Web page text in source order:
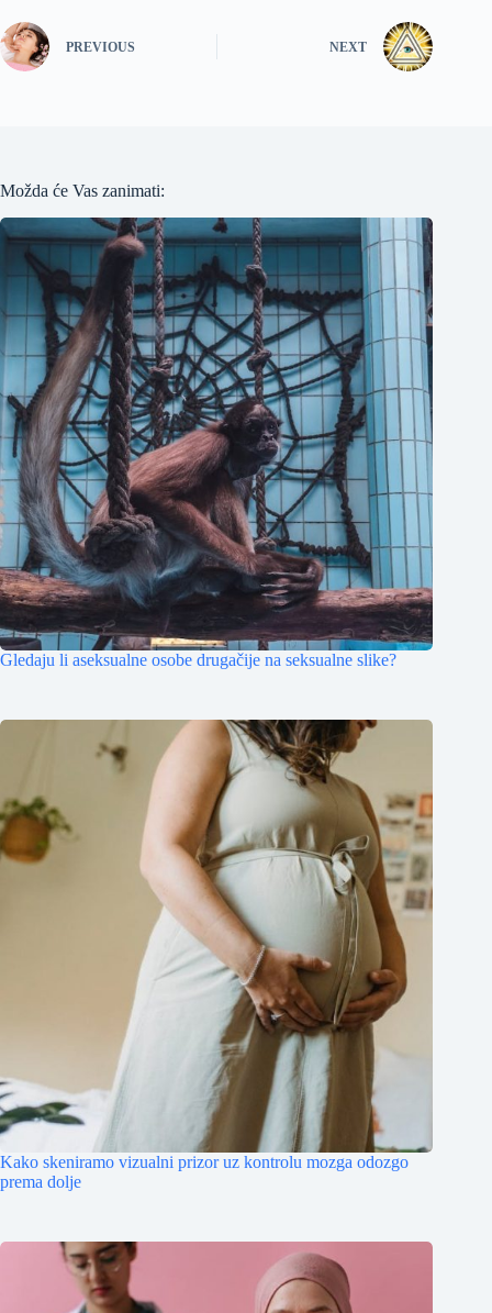
PREVIOUS NEXT
Možda će Vas zanimati:
Gledaju li aseksualne osobe drugačije na seksualne slike?
Kako skeniramo vizualni prizor uz kontrolu mozga odozgo
prema dolje